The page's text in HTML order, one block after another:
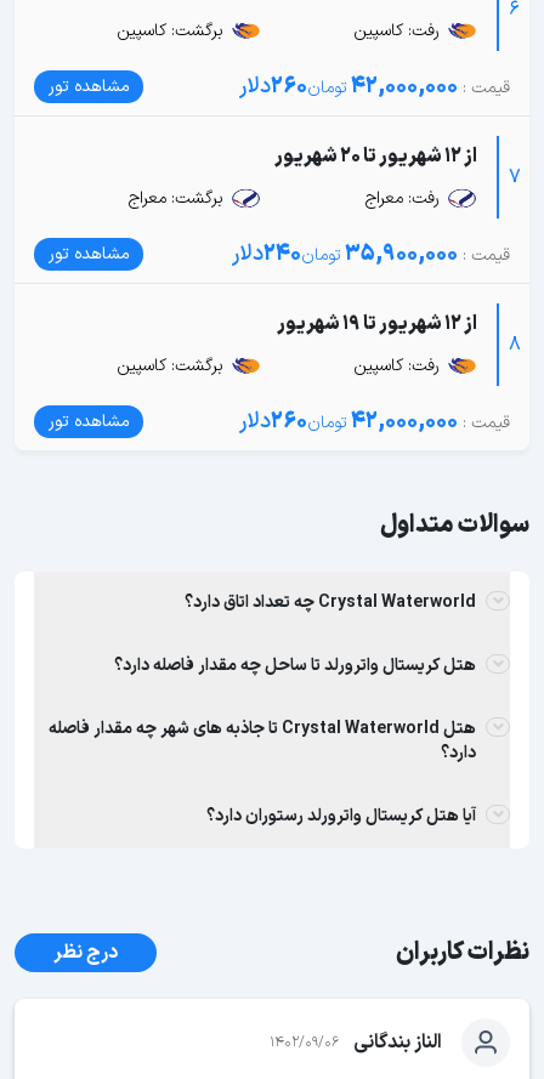
6
رفت: کاسپین برگشت: کاسپین
42,000,000
260دلار مشاهده تور
7
از 12 شهریور تا 20 شهریور
رفت: معراج برگشت: معراج
35,900,000
240دلار مشاهده تور
8
از 12 شهریور تا 19 شهریور
رفت: کاسپین برگشت: کاسپین
42,000,000
260دلار مشاهده تور
سوالات متداول
Crystal Waterworld چه تعداد اتاق دارد؟
هتل کریستال واترورلد تا ساحل چه مقدار فاصله دارد؟
هتل Crystal Waterworld تا جاذبه های شهر چه مقدار فاصله
دارد؟
آیا هتل کریستال واترورلد رستوران دارد؟
نظرات کاربران درج نظر
الناز بندگانی 1402/09/06